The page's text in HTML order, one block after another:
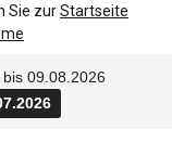
Sie zurStartseite
09.08.2026